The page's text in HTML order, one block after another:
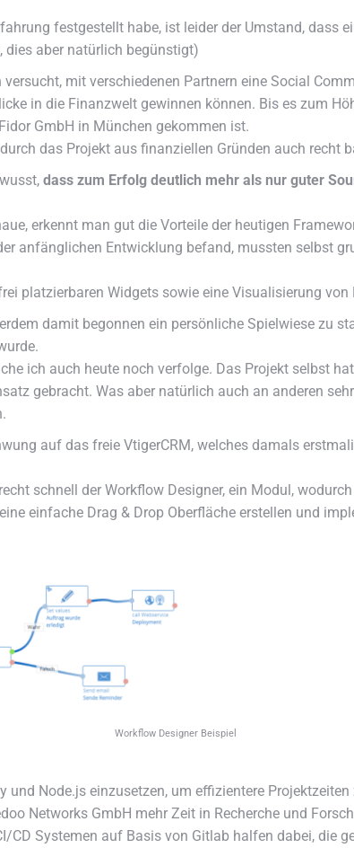
festgestellt habe, ist leider der Umstand, dass
dies aber natürlich begünstigt)
versucht, mit verschiedenen Partnern eine Social
in die Finanzwelt gewinnen können. Bis es zum
GmbH in München gekommen ist.
das Projekt aus finanziellen Gründen auch recht
dass zum Erfolg deutlich mehr als nur guter
erkennt man gut die Vorteile der heutigen
anfänglichen Entwicklung befand, mussten selbst
platzierbaren Widgets sowie eine Visualisierung
damit begonnen ein persönliche Spielwiese zu
ich auch heute noch verfolge. Das Projekt selbst
gebracht. Was aber natürlich auch an anderen
auf das freie VtigerCRM, welches damals
schnell der Workflow Designer, ein Modul,
einfache Drag & Drop Oberfläche erstellen und
Workflow Designer Beispiel
Node.js einzusetzen, um effizientere Projektzeiten
Networks GmbH mehr Zeit in Recherche und
CD Systemen auf Basis von Gitlab halfen dabei, die